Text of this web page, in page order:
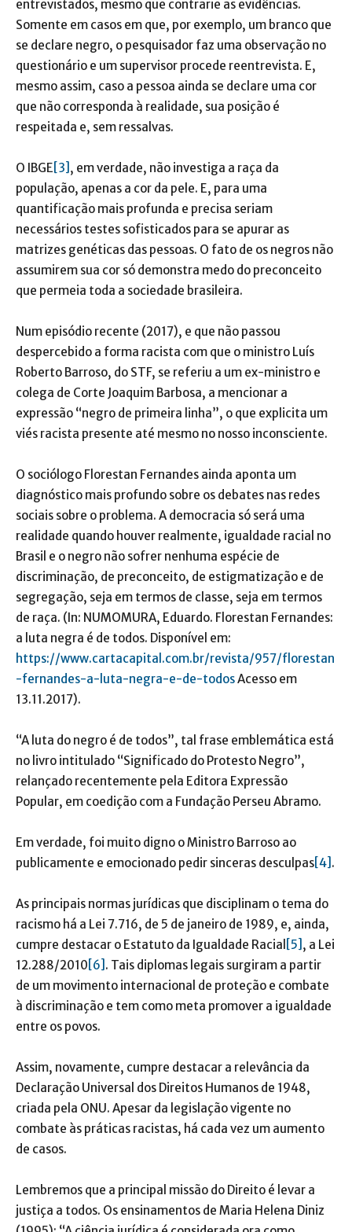
entrevistados, mesmo que contrarie as evidências.
Somente em casos em que, por exemplo, um branco que
se declare negro, o pesquisador faz uma observação no
questionário e um supervisor procede reentrevista. E,
mesmo assim, caso a pessoa ainda se declare uma cor
que não corresponda à realidade, sua posição é
respeitada e, sem ressalvas.
O IBGE [3] , em verdade, não investiga a raça da
população, apenas a cor da pele. E, para uma
quantificação mais profunda e precisa seriam
necessários testes sofisticados para se apurar as
matrizes genéticas das pessoas. O fato de os negros não
assumirem sua cor só demonstra medo do preconceito
que permeia toda a sociedade brasileira.
Num episódio recente (2017), e que não passou
despercebido a forma racista com que o ministro Luís
Roberto Barroso, do STF, se referiu a um ex-ministro e
colega de Corte Joaquim Barbosa, a mencionar a
expressão “negro de primeira linha”, o que explicita um
viés racista presente até mesmo no nosso inconsciente.
O sociólogo Florestan Fernandes ainda aponta um
diagnóstico mais profundo sobre os debates nas redes
sociais sobre o problema. A democracia só será uma
realidade quando houver realmente, igualdade racial no
Brasil e o negro não sofrer nenhuma espécie de
discriminação, de preconceito, de estigmatização e de
segregação, seja em termos de classe, seja em termos
de raça. (In: NUMOMURA, Eduardo. Florestan Fernandes:
a luta negra é de todos. Disponível em:
https://www.cartacapital.com.br/revista/957/florestan
-fernandes-a-luta-negra-e-de-todosAcesso em
13.11.2017).
“A luta do negro é de todos”, tal frase emblemática está
no livro intitulado “Significado do Protesto Negro”,
relançado recentemente pela Editora Expressão
Popular, em coedição com a Fundação Perseu Abramo.
Em verdade, foi muito digno o Ministro Barroso ao
publicamente e emocionado pedir sinceras desculpas[4] .
As principais normas jurídicas que disciplinam o tema do
racismo há a Lei 7.716, de 5 de janeiro de 1989, e, ainda,
cumpre destacar o Estatuto da Igualdade Racial [5] , a Lei
12.288/2010 [6] . Tais diplomas legais surgiram a partir
de um movimento internacional de proteção e combate
à discriminação e tem como meta promover a igualdade
entre os povos.
Assim, novamente, cumpre destacar a relevância da
Declaração Universal dos Direitos Humanos de 1948,
criada pela ONU. Apesar da legislação vigente no
combate às práticas racistas, há cada vez um aumento
de casos.
Lembremos que a principal missão do Direito é levar a
justiça a todos. Os ensinamentos de Maria Helena Diniz